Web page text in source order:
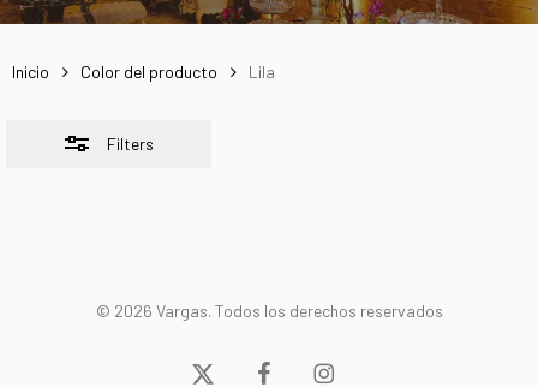
Inicio Color del producto Lila
Filters
© 2026 Vargas. Todos los derechos reservados
x-
facebookinstagram